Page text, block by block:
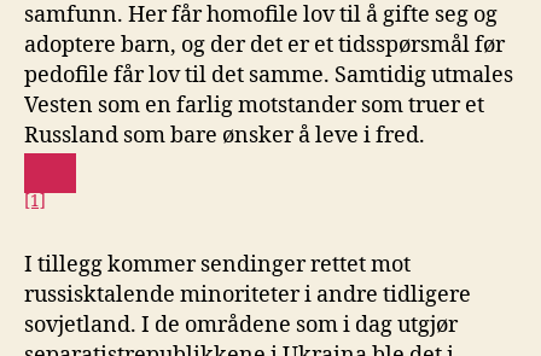
samfunn. Her får homofile lov til å gifte seg og
adoptere barn, og der det er et tidsspørsmål før
pedofile får lov til det samme. Samtidig utmales
Vesten som en farlig motstander som truer et
Russland som bare ønsker å leve i fred.
[1]
I tillegg kommer sendinger rettet mot
russisktalende minoriteter i andre tidligere
sovjetland. I de områdene som i dag utgjør